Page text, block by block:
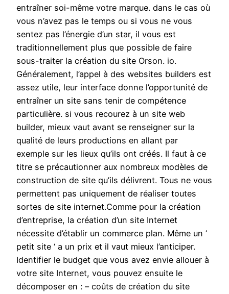
entraîner soi-même votre marque. dans le cas où
vous n’avez pas le temps ou si vous ne vous
sentez pas l’énergie d’un star, il vous est
traditionnellement plus que possible de faire
sous-traiter la création du site Orson. io.
Généralement, l’appel à des websites builders est
assez utile, leur interface donne l’opportunité de
entraîner un site sans tenir de compétence
particulière. si vous recourez à un site web
builder, mieux vaut avant se renseigner sur la
qualité de leurs productions en allant par
exemple sur les lieux qu’ils ont créés. Il faut à ce
titre se précautionner aux nombreux modèles de
construction de site qu’ils délivrent. Tous ne vous
permettent pas uniquement de réaliser toutes
sortes de site internet.Comme pour la création
d’entreprise, la création d’un site Internet
nécessite d’établir un commerce plan. Même un ‘
petit site ‘ a un prix et il vaut mieux l’anticiper.
Identifier le budget que vous avez envie allouer à
votre site Internet, vous pouvez ensuite le
décomposer en : – coûts de création du site